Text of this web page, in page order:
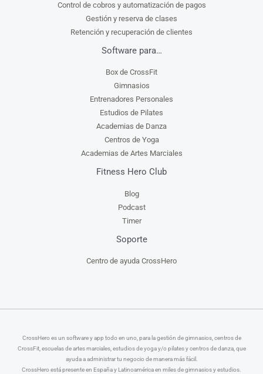
Control de cobros y automatización de pagos
Gestión y reserva de clases
Retención y recuperación de clientes
Software para…
Box de CrossFit
Gimnasios
Entrenadores Personales
Estudios de Pilates
Academias de Danza
Centros de Yoga
Academias de Artes Marciales
Fitness Hero Club
Blog
Podcast
Timer
Soporte
Centro de ayuda CrossHero
CrossHero es un software y app todo en uno, para la gestión de gimnasios, centros de
CrossFit, escuelas de artes marciales, estudios de yoga y/o pilates y centros de danza, que
ayuda a administrar tu negocio de manera más fácil.
CrossHero está presente en España y Latinoamérica en miles de gimnasios y estudios.